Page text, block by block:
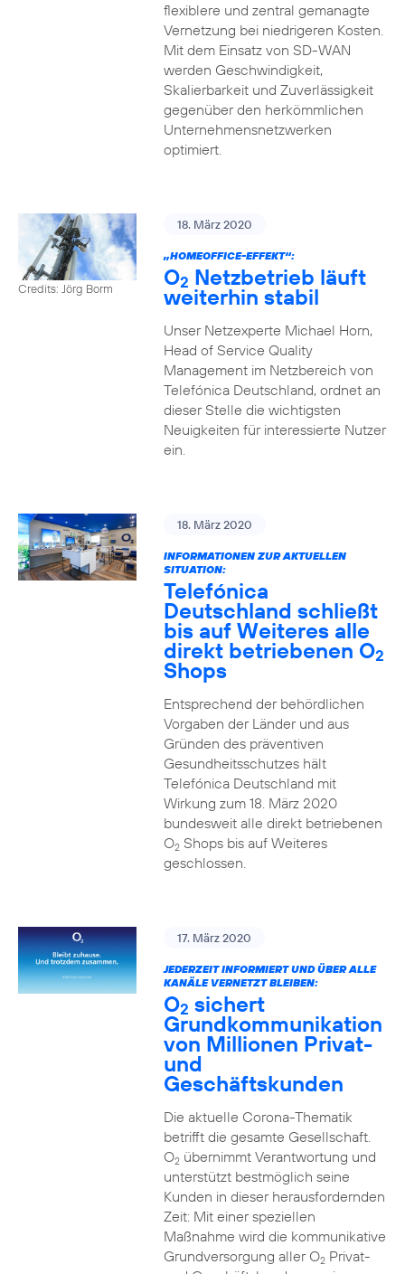
flexiblere und zentral gemanagte
Vernetzung bei niedrigeren Kosten.
Mit dem Einsatz von SD-WAN
werden Geschwindigkeit,
Skalierbarkeit und Zuverlässigkeit
gegenüber den herkömmlichen
Unternehmensnetzwerken
optimiert.
Credits: Jörg Borm
18. März 2020
„HOMEOFFICE-EFFEKT“:
O2 Netzbetrieb läuft
weiterhin stabil
Unser Netzexperte Michael Horn,
Head of Service Quality
Management im Netzbereich von
Telefónica Deutschland, ordnet an
dieser Stelle die wichtigsten
Neuigkeiten für interessierte Nutzer
ein.
18. März 2020
INFORMATIONEN ZUR AKTUELLEN
SITUATION:
Telefónica
Deutschland schließt
bis auf Weiteres alle
direkt betriebenen O2
Shops
Entsprechend der behördlichen
Vorgaben der Länder und aus
Gründen des präventiven
Gesundheitsschutzes hält
Telefónica Deutschland mit
Wirkung zum 18. März 2020
bundesweit alle direkt betriebenen
O2Shops bis auf Weiteres
geschlossen.
17. März 2020
JEDERZEIT INFORMIERT UND ÜBER ALLE
KANÄLE VERNETZT BLEIBEN:
O2 sichert
Grundkommunikation
von Millionen Privat-
und
Geschäftskunden
Die aktuelle Corona-Thematik
betrifft die gesamte Gesellschaft.
O2übernimmt Verantwortung und
unterstützt bestmöglich seine
Kunden in dieser herausfordernden
Zeit: Mit einer speziellen
Maßnahme wird die kommunikative
Grundversorgung aller O2Privat-